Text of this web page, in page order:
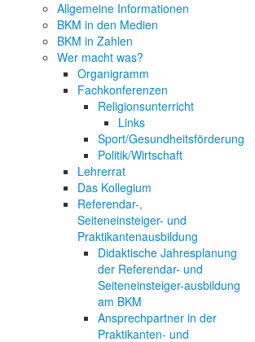
Allgemeine Informationen
BKM in den Medien
BKM in Zahlen
Wer macht was?
Organigramm
Fachkonferenzen
Religionsunterricht
Links
Sport/Gesundheitsförderung
Politik/Wirtschaft
Lehrerrat
Das Kollegium
Referendar-,
Seiteneinsteiger- und
Praktikantenausbildung
Didaktische Jahresplanung
der Referendar- und
Seiteneinsteiger-ausbildung
am BKM
Ansprechpartner in der
Praktikanten- und